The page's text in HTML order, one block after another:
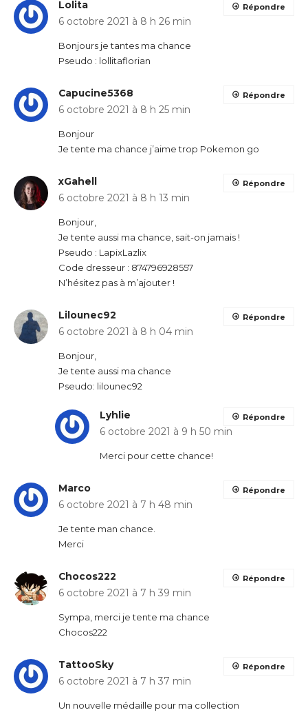
Lolita
6 octobre 2021 à 8 h 26 min
Bonjours je tantes ma chance
Pseudo : lollitaflorian
Répondre
Capucine5368
6 octobre 2021 à 8 h 25 min
Bonjour
Je tente ma chance j’aime trop Pokemon go
Répondre
xGahell
6 octobre 2021 à 8 h 13 min
Bonjour,
Je tente aussi ma chance, sait-on jamais !
Pseudo : LapixLazlix
Code dresseur : 874796928557
N’hésitez pas à m’ajouter !
Répondre
Lilounec92
6 octobre 2021 à 8 h 04 min
Bonjour,
Je tente aussi ma chance
Pseudo: lilounec92
Répondre
Lyhlie
6 octobre 2021 à 9 h 50 min
Merci pour cette chance!
Répondre
Marco
6 octobre 2021 à 7 h 48 min
Je tente man chance.
Merci
Répondre
Chocos222
6 octobre 2021 à 7 h 39 min
Sympa, merci je tente ma chance
Chocos222
Répondre
TattooSky
6 octobre 2021 à 7 h 37 min
Un nouvelle médaille pour ma collection
Répondre